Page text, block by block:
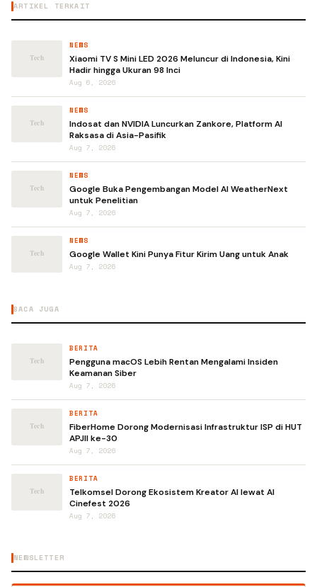
ARTIKEL TERKAIT
NEWS
Xiaomi TV S Mini LED 2026 Meluncur di Indonesia, Kini
Hadir hingga Ukuran 98 Inci
Aug 6, 2026
NEWS
Indosat dan NVIDIA Luncurkan Zankore, Platform AI
Raksasa di Asia-Pasifik
Aug 7, 2026
NEWS
Google Buka Pengembangan Model AI WeatherNext
untuk Penelitian
Aug 7, 2026
NEWS
Google Wallet Kini Punya Fitur Kirim Uang untuk Anak
Aug 7, 2026
BACA JUGA
BERITA
Pengguna macOS Lebih Rentan Mengalami Insiden
Keamanan Siber
Aug 7, 2026
BERITA
FiberHome Dorong Modernisasi Infrastruktur ISP di HUT
APJII ke-30
Aug 7, 2026
BERITA
Telkomsel Dorong Ekosistem Kreator AI lewat AI
Cinefest 2026
Aug 7, 2026
NEWSLETTER